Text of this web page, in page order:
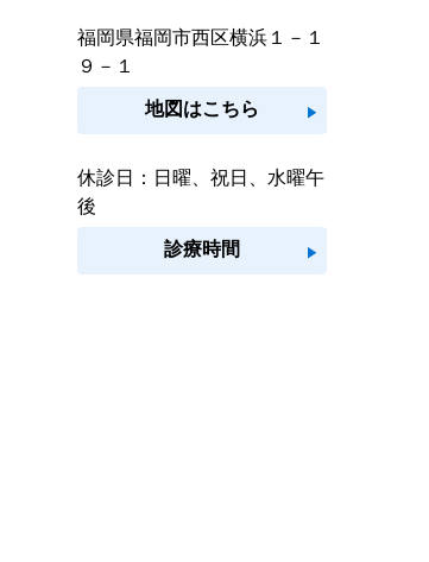
福岡県福岡市西区横浜１－１
９－１
地図はこちら play_arrow
休診日：日曜、祝日、水曜午
後
診療時間 play_arrow